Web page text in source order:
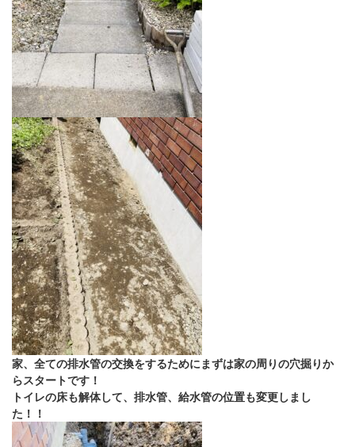
家、全ての排水管の交換をするためにまずは家の周りの穴掘りか
らスタートです！
トイレの床も解体して、排水管、給水管の位置も変更しまし
た！！